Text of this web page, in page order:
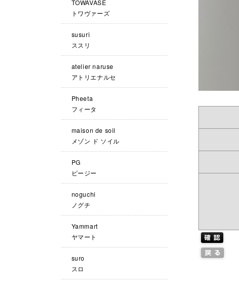
TOWAVASE
トワヴァーズ
susuri
ススリ
atelier naruse
アトリエナルセ
Pheeta
フィータ
maison de soil
メゾン ド ソイル
PG
ピージー
noguchi
ノグチ
Yammart
ヤマート
suro
スロ